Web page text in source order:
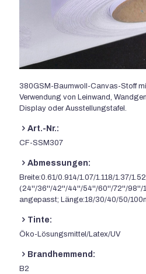
380GSM-Baumwoll-Canvas-Stoff
Verwendung von Leinwand,
Display oder Ausstellungstafel.
Art.-Nr.:
CF-SSM307
Abmessungen:
Breite:0.61/0.914/1.07/1.118/1.37/
(24''/36''/42''/44''/54''/60''/72''/98''/
angepasst; Länge:18/30/40/50/
Tinte:
Öko-Lösungsmittel/Latex/UV
Brandhemmend:
B2